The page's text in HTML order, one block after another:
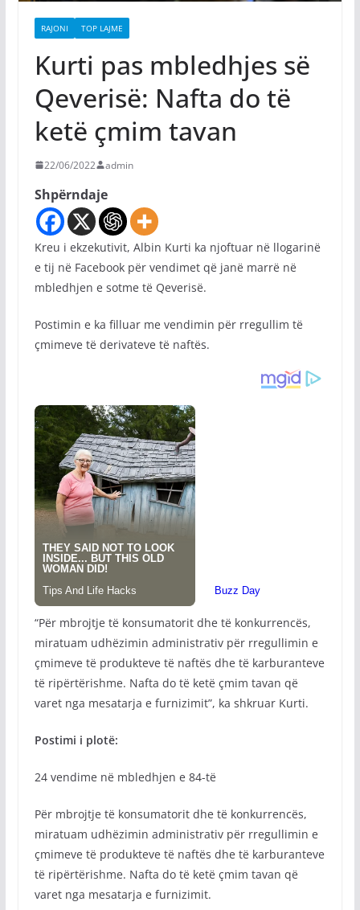
RAJONI TOP LAJME
Kurti pas mbledhjes së
Qeverisë: Nafta do të
ketë çmim tavan
22/06/2022 admin
Shpërndaje
Kreu i ekzekutivit, Albin Kurti ka njoftuar në llogarinë
e tij në Facebook për vendimet që janë marrë në
mbledhjen e sotme të Qeverisë.
Postimin e ka filluar me vendimin për rregullim të
çmimeve të derivateve të naftës.
“Për mbrojtje të konsumatorit dhe të konkurrencës,
miratuam udhëzimin administrativ për rregullimin e
çmimeve të produkteve të naftës dhe të karburanteve
të ripërtërishme. Nafta do të ketë çmim tavan që
varet nga mesatarja e furnizimit”, ka shkruar Kurti.
Postimi i plotë:
24 vendime në mbledhjen e 84-të
Për mbrojtje të konsumatorit dhe të konkurrencës,
miratuam udhëzimin administrativ për rregullimin e
çmimeve të produkteve të naftës dhe të karburanteve
të ripërtërishme. Nafta do të ketë çmim tavan që
varet nga mesatarja e furnizimit.